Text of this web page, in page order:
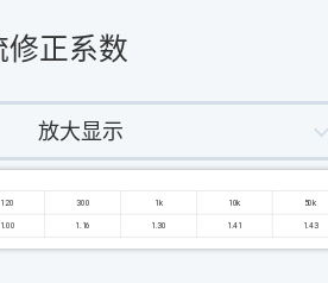
修正系数
放大显示
120 300 1k 10k 50k
1.00 1.16 1.30 1.41 1.43